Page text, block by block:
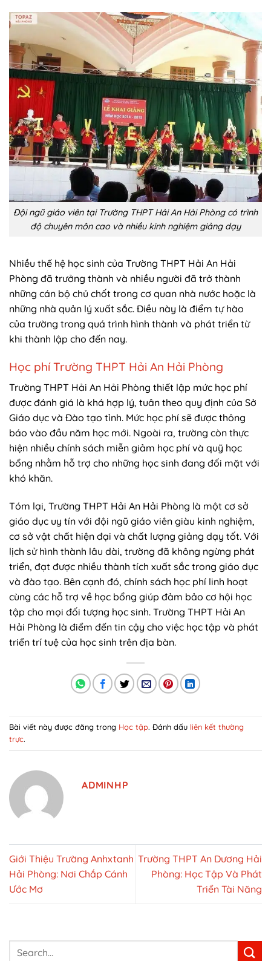
Đội ngũ giáo viên tại Trường THPT Hải An Hải Phòng có trình
độ chuyên môn cao và nhiều kinh nghiệm giảng dạy
Nhiều thế hệ học sinh của Trường THPT Hải An Hải
Phòng đã trưởng thành và nhiều người đã trở thành
những cán bộ chủ chốt trong cơ quan nhà nước hoặc là
những nhà quản lý xuất sắc. Điều này là điểm tự hào
của trường trong quá trình hình thành và phát triển từ
khi thành lập cho đến nay.
Học phí Trường THPT Hải An Hải Phòng
Trường THPT Hải An Hải Phòng thiết lập mức học phí
được đánh giá là khá hợp lý, tuân theo quy định của Sở
Giáo dục và Đào tạo tỉnh. Mức học phí sẽ được thông
báo vào đầu năm học mới. Ngoài ra, trường còn thực
hiện nhiều chính sách miễn giảm học phí và quỹ học
bổng nhằm hỗ trợ cho những học sinh đang đối mặt với
khó khăn.
Tóm lại, Trường THPT Hải An Hải Phòng là một cơ sở
giáo dục uy tín với đội ngũ giáo viên giàu kinh nghiệm,
cơ sở vật chất hiện đại và chất lượng giảng dạy tốt. Với
lịch sử hình thành lâu dài, trường đã không ngừng phát
triển, đạt được nhiều thành tích xuất sắc trong giáo dục
và đào tạo. Bên cạnh đó, chính sách học phí linh hoạt
cùng các hỗ trợ về học bổng giúp đảm bảo cơ hội học
tập cho mọi đối tượng học sinh. Trường THPT Hải An
Hải Phòng là điểm đến tin cậy cho việc học tập và phát
triển trí tuệ của học sinh trên địa bàn.
Bài viết này được đăng trong Học tập. Đánh dấu liên kết thường
trực.
ADMINHP
Giới Thiệu Trường Anhxtanh
Hải Phòng: Nơi Chắp Cánh
Ước Mơ
Trường THPT An Dương Hải
Phòng: Học Tập Và Phát
Triển Tài Năng